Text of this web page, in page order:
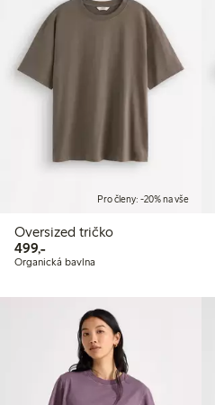
Pro členy: -20% na vše
Oversized tričko
499,-499,00 Kč
Organická bavlna